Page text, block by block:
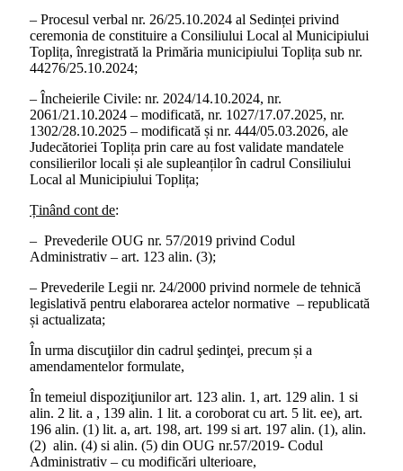
– Procesul verbal nr. 26/25.10.2024 al Sedinței privind
ceremonia de constituire a Consiliului Local al Municipiului
Toplița, înregistrată la Primăria municipiului Toplița sub nr.
44276/25.10.2024;
– Încheierile Civile: nr. 2024/14.10.2024, nr.
2061/21.10.2024 – modificată, nr. 1027/17.07.2025, nr.
1302/28.10.2025 – modificată și nr. 444/05.03.2026, ale
Judecătoriei Toplița prin care au fost validate mandatele
consilierilor locali și ale supleanților în cadrul Consiliului
Local al Municipiului Toplița;
Ținând cont de:
– Prevederile OUG nr. 57/2019 privind Codul
Administrativ – art. 123 alin. (3);
– Prevederile Legii nr. 24/2000 privind normele de tehnică
legislativă pentru elaborarea actelor normative – republicată
și actualizata;
În urma discuţiilor din cadrul şedinţei, precum și a
amendamentelor formulate,
În temeiul dispoziţiunilor art. 123 alin. 1, art. 129 alin. 1 si
alin. 2 lit. a , 139 alin. 1 lit. a coroborat cu art. 5 lit. ee), art.
196 alin. (1) lit. a, art. 198, art. 199 si art. 197 alin. (1), alin.
(2) alin. (4) si alin. (5) din OUG nr.57/2019- Codul
Administrativ – cu modificări ulterioare,